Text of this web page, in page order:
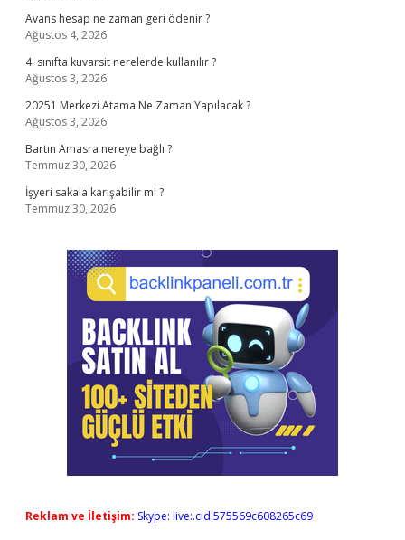
Avans hesap ne zaman geri ödenir ?
Ağustos 4, 2026
4. sınıfta kuvarsit nerelerde kullanılır ?
Ağustos 3, 2026
20251 Merkezi Atama Ne Zaman Yapılacak ?
Ağustos 3, 2026
Bartın Amasra nereye bağlı ?
Temmuz 30, 2026
İşyeri sakala karışabilir mi ?
Temmuz 30, 2026
Reklam ve İletişim: Skype: live:.cid.575569c608265c69